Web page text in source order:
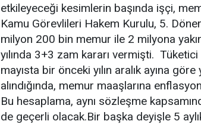
etkileyeceği kesimlerin başında işçi,
Kamu Görevlileri Hakem Kurulu, 5.
milyon 200 bin memur ile 2 milyona
yılında 3+3 zam kararı vermişti.
mayısta bir önceki yılın aralık ayına
alındığında, memur maaşlarına
Bu hesaplama, aynı sözleşme
de geçerli olacak.Bir başka deyişle 5